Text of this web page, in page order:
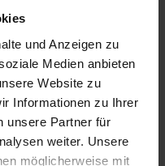
und Anzeigen zu
Medien anbieten
Website zu
Informationen zu Ihrer
unsere Partner für
weiter. Unsere
möglicherweise mit